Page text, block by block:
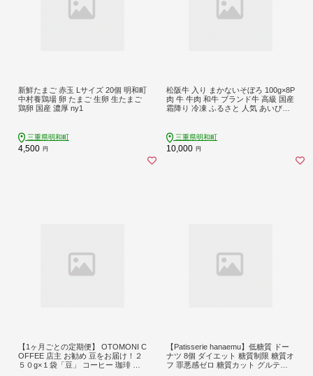
新鮮たまご 赤玉 Lサイズ 20個 明和町
中村養鶏場 卵 たまご 生卵 生たまご
鶏卵 国産 濃厚 ny1
三重県明和町
4,500 円
松阪牛 入り まかないそぼろ 100g×8P
肉 牛 牛肉 和牛 ブランド牛 高級 国産
霜降り 冷凍 ふるさと 人気 あいびき
三重県明和町
10,000 円
【1ヶ月ごとの定期便】 OTOMONI C
OFFEE 店主 お勧め 豆をお届け！２
５０g×１袋「豆」 コーヒー 珈琲 焙
【Patisserie hanaemu】低糖質 ドー
ナツ 8個 ダイエット 糖質制限 糖質オ
フ 罪悪感ゼロ 糖質カット グルテン